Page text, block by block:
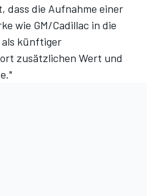
dass die Aufnahme einer
wie GM/Cadillac in die
künftiger
zusätzlichen Wert und